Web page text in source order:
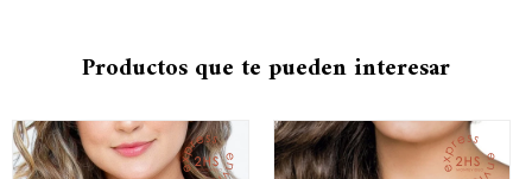
Productos que te pueden interesar